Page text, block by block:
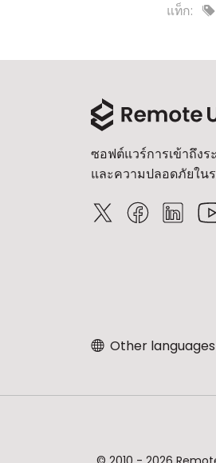
แท็ก:
ซอฟต์แวร์การเข้าถึง
และความปลอดภัยใน
Other languages